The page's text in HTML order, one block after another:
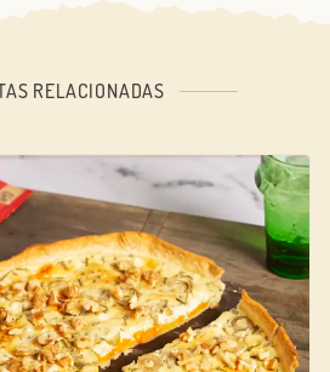
RELACIONADAS